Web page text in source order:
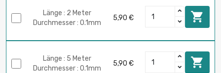
Länge : 2 Meter
Durchmesser : 0.1mm
5,90 € 
Länge : 5 Meter
Durchmesser : 0.1mm
5,90 € 